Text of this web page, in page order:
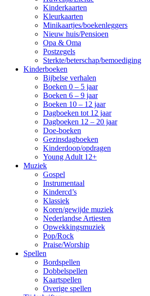
Kinderkaarten
Kleurkaarten
Minikaartjes/boekenleggers
Nieuw huis/Pensioen
Opa & Oma
Postzegels
Sterkte/beterschap/bemoediging
Kinderboeken
Bijbelse verhalen
Boeken 0 – 5 jaar
Boeken 6 – 9 jaar
Boeken 10 – 12 jaar
Dagboeken tot 12 jaar
Dagboeken 12 – 20 jaar
Doe-boeken
Gezinsdagboeken
Kinderdoop/opdragen
Young Adult 12+
Muziek
Gospel
Instrumentaal
Kindercd’s
Klassiek
Koren/gewijde muziek
Nederlandse Artiesten
Opwekkingsmuziek
Pop/Rock
Praise/Worship
Spellen
Bordspellen
Dobbelspellen
Kaartspellen
Overige spellen